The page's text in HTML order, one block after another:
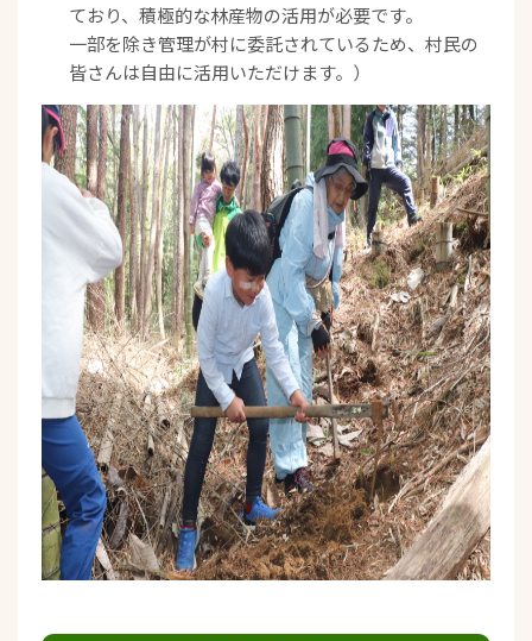
ており、積極的な林産物の活用が必要です。
一部を除き管理が村に委託されているため、村民の
皆さんは自由に活用いただけます。）